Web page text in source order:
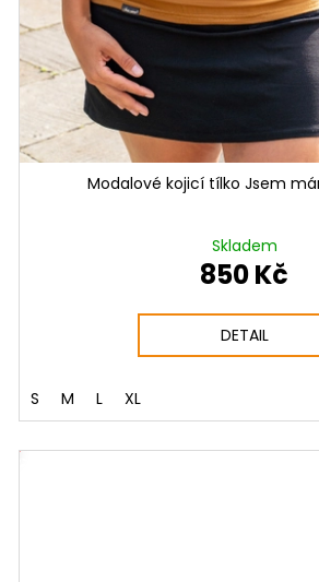
Modalové kojicí tílko Jsem
Skladem
850 Kč
DETAIL
S M L XL
SET